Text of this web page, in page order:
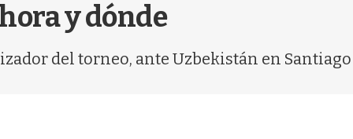
y dónde
del torneo, ante Uzbekistán en Santiago